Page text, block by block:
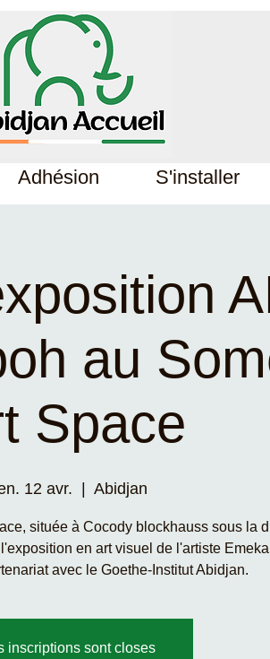
Adhésion S'installer
au
Space
12 avr. Abidjan
située à Cocody blockhauss sous la
en art visuel de l'artiste
avec le Goethe-Institut Abidjan.
inscriptions sont closes